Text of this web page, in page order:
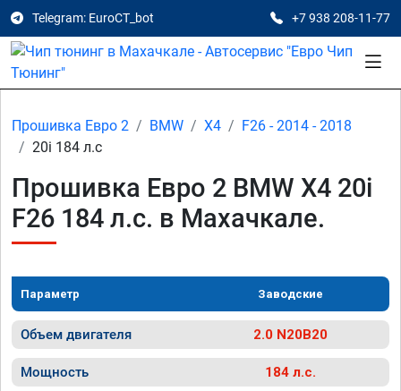
Telegram: EuroCT_bot +7 938 208-11-77
Прошивка Евро 2 BMW X4
F26 - 2014 - 2018
20i 184 л.с
Прошивка Евро 2 BMW X4 20i
F26 184 л.с. в Махачкале.
Параметр Заводские
Объем двигателя 2.0 N20B20
Мощность 184 л.с.